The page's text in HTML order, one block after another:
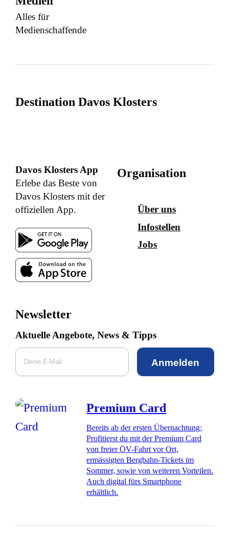
Alles für
Medienschaffende
Destination Davos Klosters
Davos Klosters App
Erlebe das Beste von
Davos Klosters mit der
offiziellen App.
Organisation
Über uns
Infostellen
Jobs
Newsletter
Aktuelle Angebote, News & Tipps
Anmelden
Premium Card
Bereits ab der ersten Übernachtung:
Profitierst du mit der Premium Card
von freier ÖV-Fahrt vor Ort,
ermässigten Bergbahn-Tickets im
Sommer, sowie von weiteren Vorteilen.
Auch digital fürs Smartphone
erhältlich.